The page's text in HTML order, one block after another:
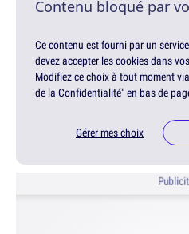
Contenu bloqué par
Ce contenu est fourni par un
devez accepter les cookies dans
Modifiez ce choix à tout moment
de la Confidentialité" en bas de
Gérer mes choix